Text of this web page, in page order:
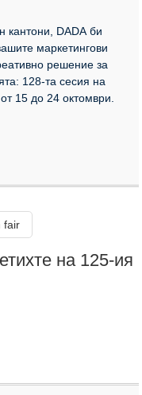
кантони, DADA би
маркетингови
решение за
128-та сесия на
15 до 24 октомври.
на 125-ия